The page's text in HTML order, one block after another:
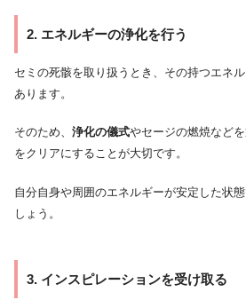
2. エネルギーの浄化を行う
セミの死骸を取り扱うとき、その持つエネ
あります。
そのため、 浄化の儀式やセージの燃焼など
をクリアにすることが大切です。
自分自身や周囲のエネルギーが安定した状
しょう。
3. インスピレーションを受け取る